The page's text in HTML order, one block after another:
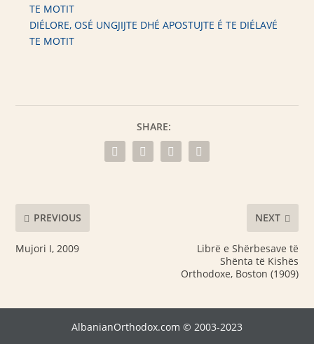
TE MOTIT
DIÉLORE, OSÉ UNGJIJTE DHÉ APOSTUJTE É TE DIÉLAVÉ
TE MOTIT
SHARE:
PREVIOUS
Mujori I, 2009
NEXT
Librë e Shërbesave të
Shënta të Kishës
Orthodoxe, Boston (1909)
AlbanianOrthodox.com © 2003-2023